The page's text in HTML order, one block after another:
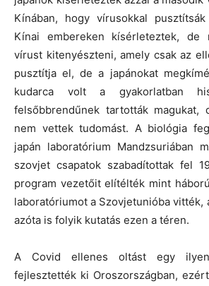
Kínában, hogy vírusokkal
Kínai embereken kísérleteztek, de
vírust kitenyészteni, amely csak az
pusztítja el, de a japánokat
kudarca volt a gyakorlatban
felsőbbrendűnek tartották
nem vettek tudomást. A biológia
japán laboratórium Mandzsuriában
szovjet csapatok szabadítottak fel
program vezetőit elítélték mint
laboratóriumot a Szovjetunióba vitték,
azóta is folyik kutatás ezen a téren.
A Covid ellenes oltást egy ilyen
fejlesztették ki Oroszországban,